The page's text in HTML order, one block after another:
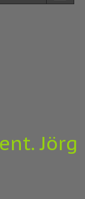
Jörg